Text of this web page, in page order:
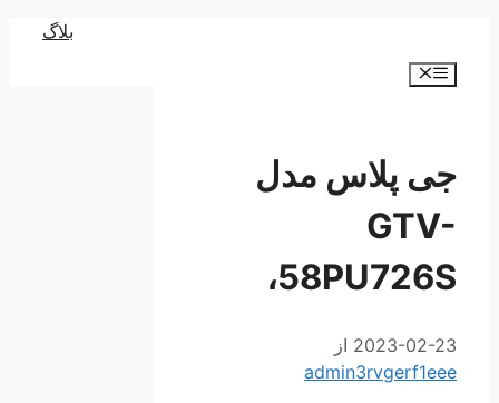
بلاگ
فهرست
جی پلاس مدل
GTV-
58PU726S،
2023-02-23 از
admin3rvgerf1eee